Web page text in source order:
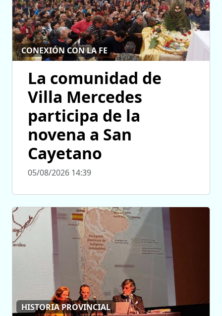
CONEXIÓN CON LA FE
La comunidad de
Villa Mercedes
participa de la
novena a San
Cayetano
05/08/2026 14:39
HISTORIA PROVINCIAL